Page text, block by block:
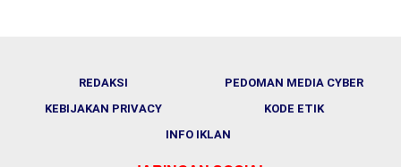
REDAKSI
PEDOMAN MEDIA CYBER
KEBIJAKAN PRIVACY
KODE ETIK
INFO IKLAN